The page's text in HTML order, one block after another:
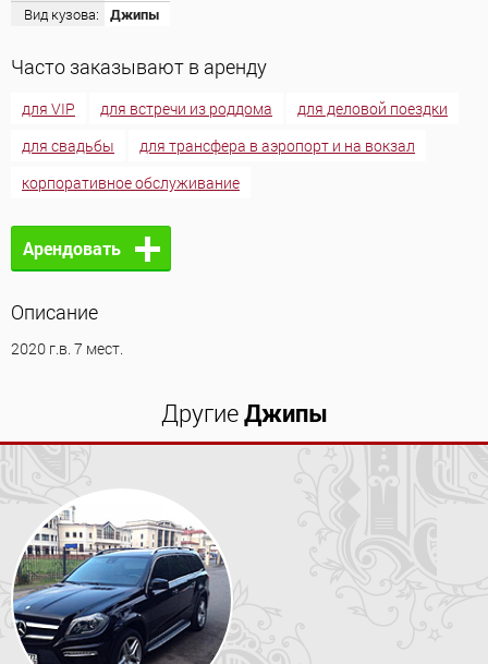
Вид кузова:
Джипы
Часто заказывают в аренду
для VIP для встречи из роддома
для деловой поездки
для свадьбы
для трансфера в аэропорт и на вокзал
корпоративное обслуживание
Арендовать
Описание
2020 г.в. 7 мест.
ДругиеДжипы